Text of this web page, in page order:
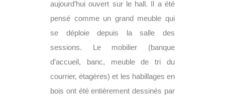
aujourd’hui ouvert sur le hall. Il a été
pensé comme un grand meuble qui
se déploie depuis la salle des
sessions. Le mobilier (banque
d’accueil, banc, meuble de tri du
courrier, étagères) et les habillages en
bois ont été entièrement dessinés par